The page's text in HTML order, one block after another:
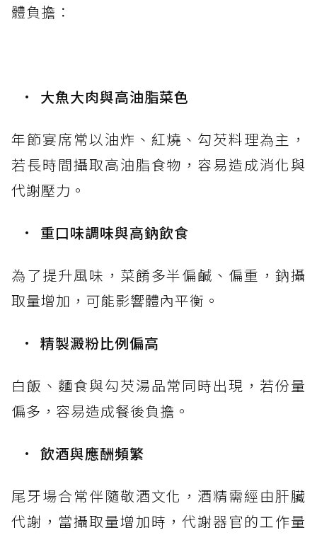
體負擔：
大魚大肉與高油脂菜色
年節宴席常以油炸、紅燒、勾芡料理為主，
若長時間攝取高油脂食物，容易造成消化與
代謝壓力。
重口味調味與高鈉飲食
為了提升風味，菜餚多半偏鹹、偏重，鈉攝
取量增加，可能影響體內平衡。
精製澱粉比例偏高
白飯、麵食與勾芡湯品常同時出現，若份量
偏多，容易造成餐後負擔。
飲酒與應酬頻繁
尾牙場合常伴隨敬酒文化，酒精需經由肝臟
代謝，當攝取量增加時，代謝器官的工作量